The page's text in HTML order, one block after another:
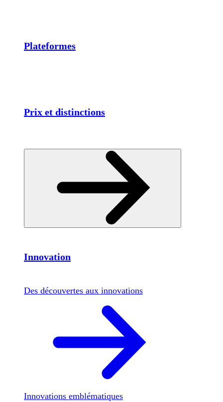
Plateformes
Prix et distinctions
Innovation
Des découvertes aux innovations
Innovations emblématiques